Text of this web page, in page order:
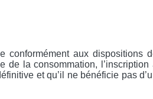
conformément aux dispositions
de la consommation, l’inscription
et qu’il ne bénéficie pas